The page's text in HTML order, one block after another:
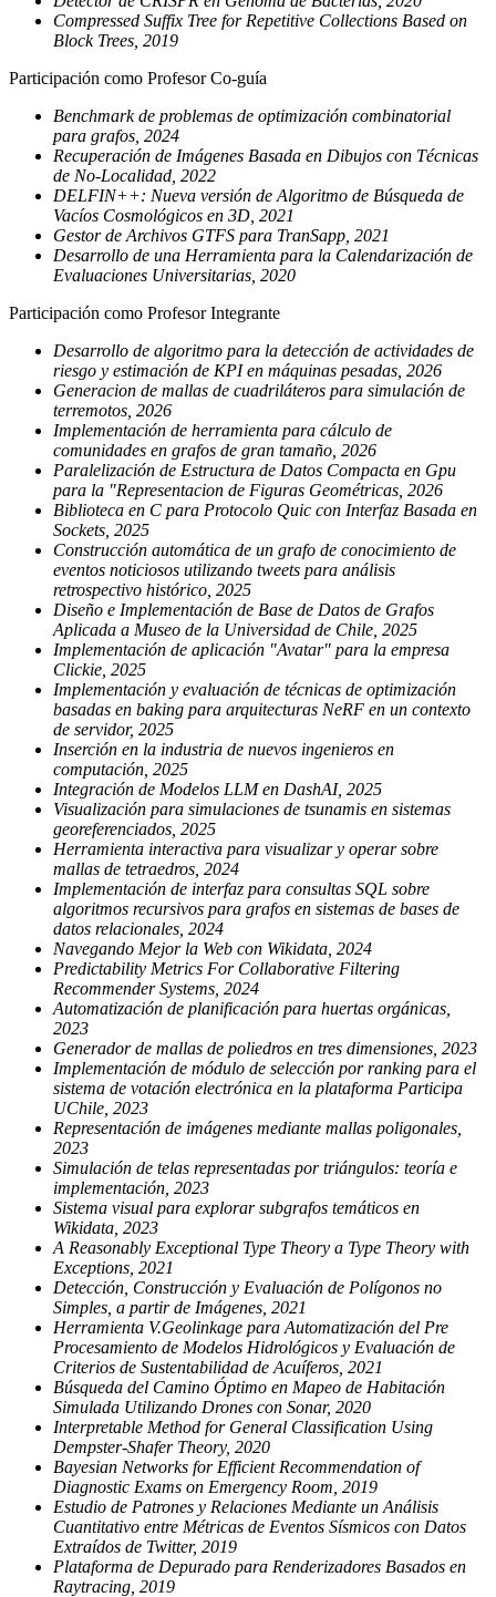
Compressed Suffix Tree for Repetitive Collections Based on
Block Trees, 2019
Participación como Profesor Co-guía
Benchmark de problemas de optimización combinatorial
para grafos, 2024
Recuperación de Imágenes Basada en Dibujos con Técnicas
de No-Localidad, 2022
DELFIN++: Nueva versión de Algoritmo de Búsqueda de
Vacíos Cosmológicos en 3D, 2021
Gestor de Archivos GTFS para TranSapp, 2021
Desarrollo de una Herramienta para la Calendarización de
Evaluaciones Universitarias, 2020
Participación como Profesor Integrante
Desarrollo de algoritmo para la detección de actividades de
riesgo y estimación de KPI en máquinas pesadas, 2026
Generacion de mallas de cuadriláteros para simulación de
terremotos, 2026
Implementación de herramienta para cálculo de
comunidades en grafos de gran tamaño, 2026
Paralelización de Estructura de Datos Compacta en Gpu
para la "Representacion de Figuras Geométricas, 2026
Biblioteca en C para Protocolo Quic con Interfaz Basada en
Sockets, 2025
Construcción automática de un grafo de conocimiento de
eventos noticiosos utilizando tweets para análisis
retrospectivo histórico, 2025
Diseño e Implementación de Base de Datos de Grafos
Aplicada a Museo de la Universidad de Chile, 2025
Implementación de aplicación "Avatar" para la empresa
Clickie, 2025
Implementación y evaluación de técnicas de optimización
basadas en baking para arquitecturas NeRF en un contexto
de servidor, 2025
Inserción en la industria de nuevos ingenieros en
computación, 2025
Integración de Modelos LLM en DashAI, 2025
Visualización para simulaciones de tsunamis en sistemas
georeferenciados, 2025
Herramienta interactiva para visualizar y operar sobre
mallas de tetraedros, 2024
Implementación de interfaz para consultas SQL sobre
algoritmos recursivos para grafos en sistemas de bases de
datos relacionales, 2024
Navegando Mejor la Web con Wikidata, 2024
Predictability Metrics For Collaborative Filtering
Recommender Systems, 2024
Automatización de planificación para huertas orgánicas,
2023
Generador de mallas de poliedros en tres dimensiones, 2023
Implementación de módulo de selección por ranking para el
sistema de votación electrónica en la plataforma Participa
UChile, 2023
Representación de imágenes mediante mallas poligonales,
2023
Simulación de telas representadas por triángulos: teoría e
implementación, 2023
Sistema visual para explorar subgrafos temáticos en
Wikidata, 2023
A Reasonably Exceptional Type Theory a Type Theory with
Exceptions, 2021
Detección, Construcción y Evaluación de Polígonos no
Simples, a partir de Imágenes, 2021
Herramienta V.Geolinkage para Automatización del Pre
Procesamiento de Modelos Hidrológicos y Evaluación de
Criterios de Sustentabilidad de Acuíferos, 2021
Búsqueda del Camino Óptimo en Mapeo de Habitación
Simulada Utilizando Drones con Sonar, 2020
Interpretable Method for General Classification Using
Dempster-Shafer Theory, 2020
Bayesian Networks for Efficient Recommendation of
Diagnostic Exams on Emergency Room, 2019
Estudio de Patrones y Relaciones Mediante un Análisis
Cuantitativo entre Métricas de Eventos Sísmicos con Datos
Extraídos de Twitter, 2019
Plataforma de Depurado para Renderizadores Basados en
Raytracing, 2019